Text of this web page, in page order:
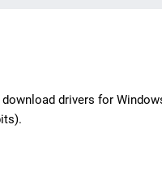
drivers for